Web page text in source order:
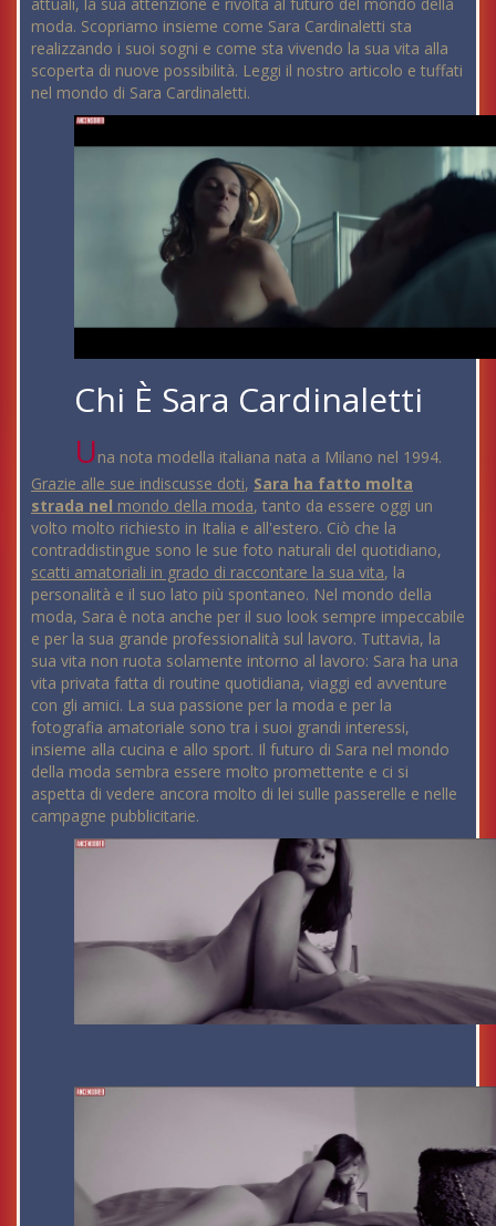
moda. Scopriamo insieme come Sara Cardinaletti sta
realizzando i suoi sogni e come sta vivendo la sua vita alla
scoperta di nuove possibilità. Leggi il nostro articolo e tuffati
nel mondo di Sara Cardinaletti.
Chi È Sara Cardinaletti
Una nota modella italiana nata a Milano nel 1994.
Grazie alle sue indiscusse doti, Sara ha fatto molta
strada nel mondo della moda, tanto da essere oggi un
volto molto richiesto in Italia e all'estero. Ciò che la
contraddistingue sono le sue foto naturali del quotidiano,
scatti amatoriali in grado di raccontare la sua vita, la
personalità e il suo lato più spontaneo. Nel mondo della
moda, Sara è nota anche per il suo look sempre impeccabile
e per la sua grande professionalità sul lavoro. Tuttavia, la
sua vita non ruota solamente intorno al lavoro: Sara ha una
vita privata fatta di routine quotidiana, viaggi ed avventure
con gli amici. La sua passione per la moda e per la
fotografia amatoriale sono tra i suoi grandi interessi,
insieme alla cucina e allo sport. Il futuro di Sara nel mondo
della moda sembra essere molto promettente e ci si
aspetta di vedere ancora molto di lei sulle passerelle e nelle
campagne pubblicitarie.